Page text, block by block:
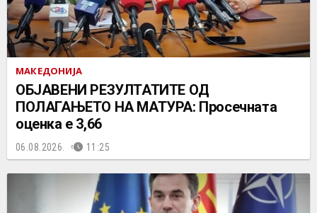
МАКЕДОНИЈА
ОБЈАВЕНИ РЕЗУЛТАТИТЕ ОД
ПОЛАГАЊЕТО НА МАТУРА: Просечната
оценка е 3,66
06.08.2026. 11:25